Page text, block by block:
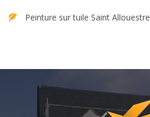
Peinture sur tuile Saint Allouestre